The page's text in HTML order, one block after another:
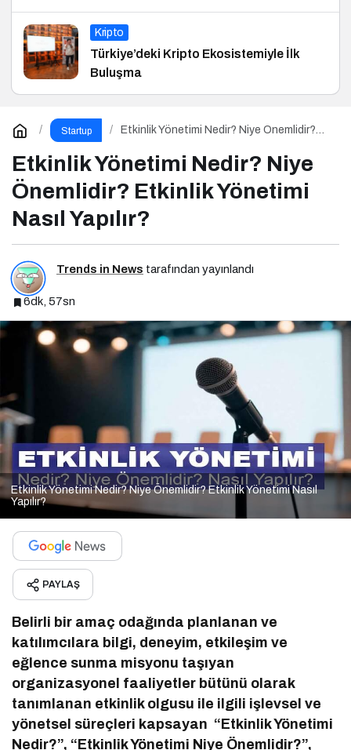
Kripto
Türkiye’deki Kripto Ekosistemiyle İlk
Buluşma
Startup
Etkinlik Yönetimi Nedir? Niye Önemlidir?
Etkinlik Yönetimi Nedir? Niye
Önemlidir? Etkinlik Yönetimi
Nasıl Yapılır?
Trends in News tarafından yayınlandı
6dk, 57sn
Etkinlik Yönetimi Nedir? Niye Önemlidir? Etkinlik Yönetimi Nasıl
Yapılır?
PAYLAŞ
Belirli bir amaç odağında planlanan ve
katılımcılara bilgi, deneyim, etkileşim ve
eğlence sunma misyonu taşıyan
organizasyonel faaliyetler bütünü olarak
tanımlanan etkinlik olgusu ile ilgili işlevsel ve
yönetsel süreçleri kapsayan “Etkinlik Yönetimi
Nedir?”, “Etkinlik Yönetimi Niye Önemlidir?”,